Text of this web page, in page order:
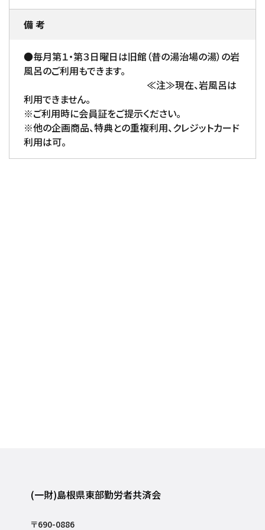
備 考
●毎月第１・第３日曜日は旧館（昔の湯治場の湯）の岩
風呂のご利用もできます。
≪注≫現在、岩風呂は
利用できません。
※ご利用時に会員証をご提示ください。
※他の企画商品、特典との重複利用、クレジットカード
利用は可。
(一財)島根県東部勤労者共済会
〒690-0886